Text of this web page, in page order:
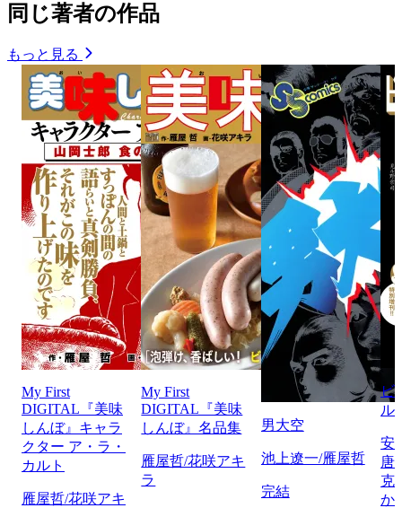
同じ著者の作品
もっと見る
My First
DIGITAL『美味
しんぼ』キャラ
クター ア・ラ・
カルト
雁屋哲/花咲アキ
My First
DIGITAL『美味
しんぼ』名品集
雁屋哲/花咲アキ
ラ
男大空
池上遼一/雁屋哲
完結
ビ
ル
安
唐
克
か